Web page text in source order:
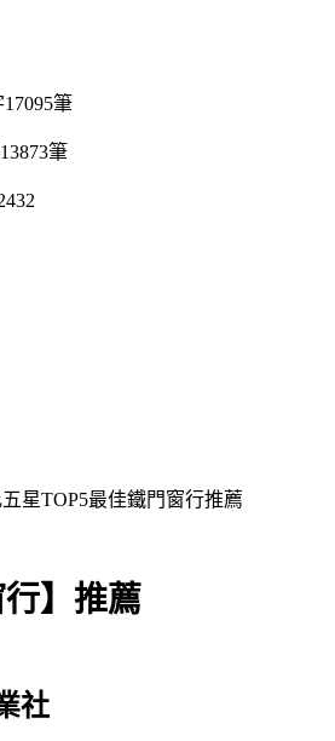
17095筆
13873筆
星TOP5最佳鐵門窗行推薦
行】推薦
社